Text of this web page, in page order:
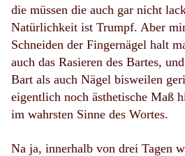
die müssen die auch gar nicht
Natürlichkeit ist Trumpf. Aber
Schneiden der Fingernägel halt
auch das Rasieren des Bartes,
Bart als auch Nägel bisweilen
eigentlich noch ästhetische Maß
im wahrsten Sinne des Wortes.
Na ja, innerhalb von drei Tagen